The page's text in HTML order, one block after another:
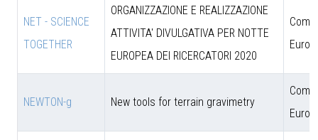
NET - SCIENCE
TOGETHER
ORGANIZZAZIONE E REALIZZAZIONE
ATTIVITA' DIVULGATIVA PER NOTTE
EUROPEA DEI RICERCATORI 2020
NEWTON-g New tools for terrain gravimetry